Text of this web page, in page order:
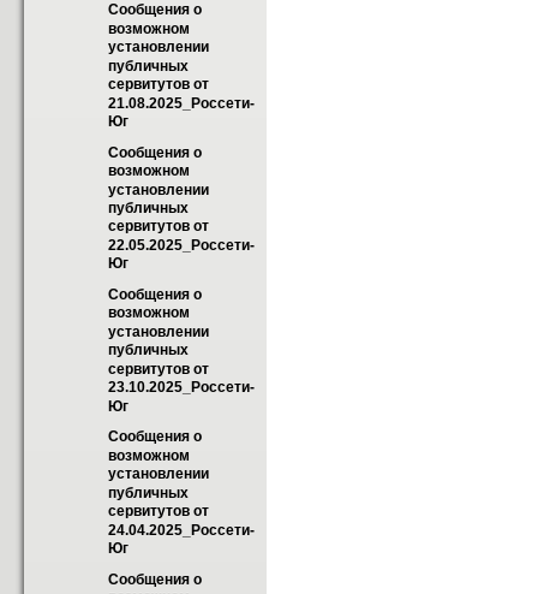
Сообщения о
возможном
установлении
публичных
сервитутов от
21.08.2025_Россети-
Юг
Сообщения о
возможном
установлении
публичных
сервитутов от
22.05.2025_Россети-
Юг
Сообщения о
возможном
установлении
публичных
сервитутов от
23.10.2025_Россети-
Юг
Сообщения о
возможном
установлении
публичных
сервитутов от
24.04.2025_Россети-
Юг
Сообщения о